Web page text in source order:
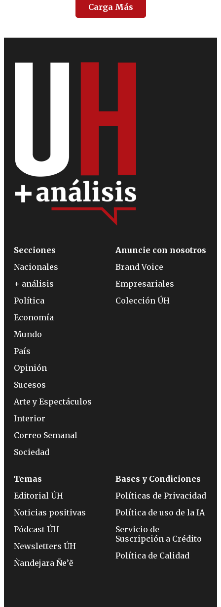
Carga Más
Secciones
Nacionales
+ análisis
Política
Economía
Mundo
País
Opinión
Sucesos
Arte y Espectáculos
Interior
Correo Semanal
Sociedad
Anuncie con nosotros
Brand Voice
Empresariales
Colección ÚH
Temas
Editorial ÚH
Noticias positivas
Pódcast ÚH
Newsletters ÚH
Ñandejara Ñe’ẽ
Bases y Condiciones
Políticas de Privacidad
Política de uso de la IA
Servicio de
Suscripción a Crédito
Política de Calidad